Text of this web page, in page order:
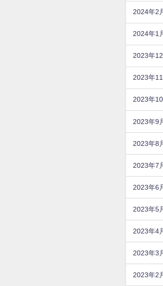
2024年2
2024年1
2023年12
2023年11
2023年10
2023年9
2023年8
2023年7
2023年6
2023年5
2023年4
2023年3
2023年2